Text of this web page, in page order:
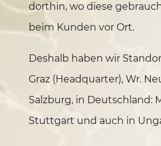
dorthin, wo diese
beim Kunden vor Ort.
Deshalb haben wir
Graz (Headquarter), Wr.
Salzburg, in Deutschland:
Stuttgart und auch in